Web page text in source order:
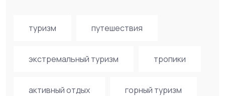
туризм путешествия
экстремальный туризм тропики
активный отдых горный туризм